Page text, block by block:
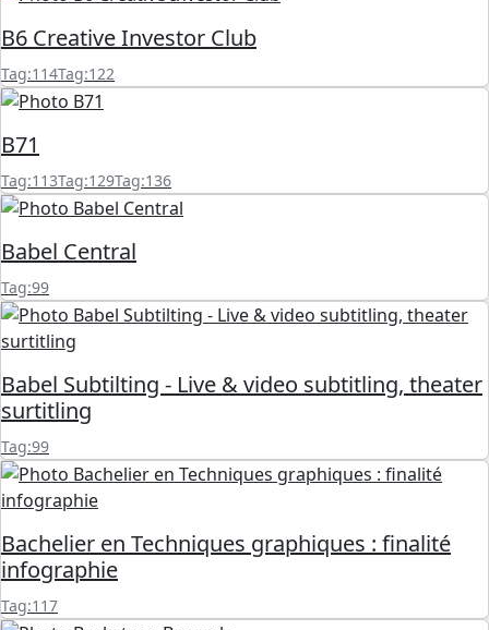
B6 Creative Investor Club
Tag:114Tag:122
B71
Tag:113Tag:129Tag:136
Babel Central
Tag:99
Babel Subtilting - Live & video subtitling, theater
surtitling
Tag:99
Bachelier en Techniques graphiques : finalité
infographie
Tag:117